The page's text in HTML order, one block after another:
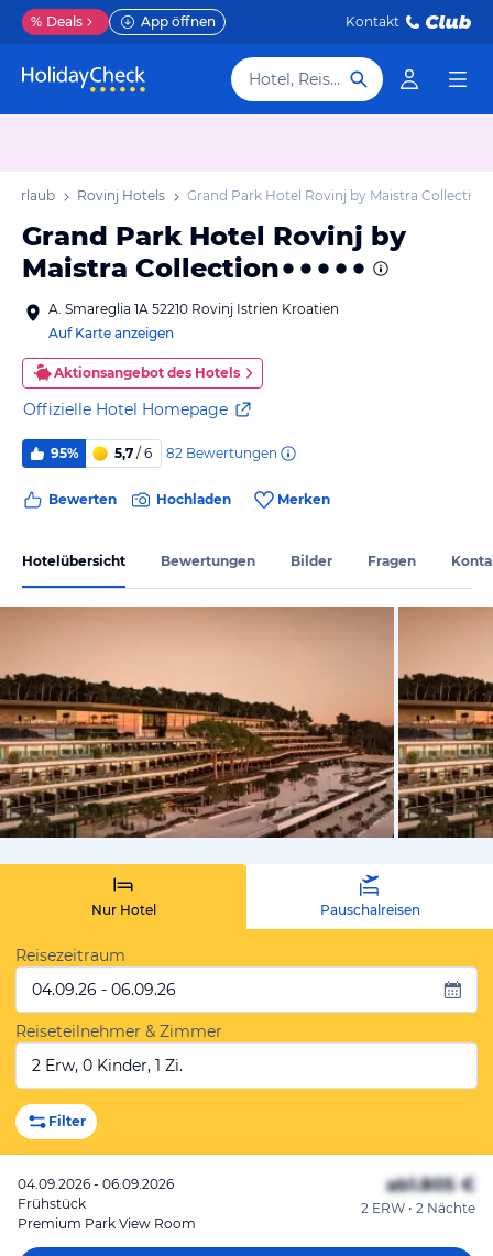
% Deals App öffnen Kontakt
Hotel, Reiseziel
Urlaub Rovinj Hotels Grand Park Hotel Rovinj by Maistra Collection
Grand Park Hotel Rovinj by
Maistra Collection
A. Smareglia 1A 52210 Rovinj Istrien Kroatien
Auf Karte anzeigen
Aktionsangebot des Hotels
Offizielle Hotel Homepage
95% 5,7 / 6 82 Bewertungen
Bewerten Hochladen Merken
Hotelübersicht Bewertungen Bilder Fragen
vom
Nur Hotel Pauschalreisen
Reisezeitraum
04.09.26 - 06.09.26
Reiseteilnehmer & Zimmer
2 Erw, 0 Kinder, 1 Zi.
Filter
04.09.2026 - 06.09.2026
Frühstück
Premium Park View Room
ab1.805 €
2 ERW • 2 Nächte